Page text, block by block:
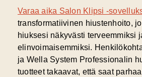
Varaa aika Salon Klipsi -
transformatiivinen hiustenhoito,
hiuksesi näkyvästi terveemmiksi
elinvoimaisemmiksi.
ja Wella System Professionalin
tuotteet takaavat, että saat